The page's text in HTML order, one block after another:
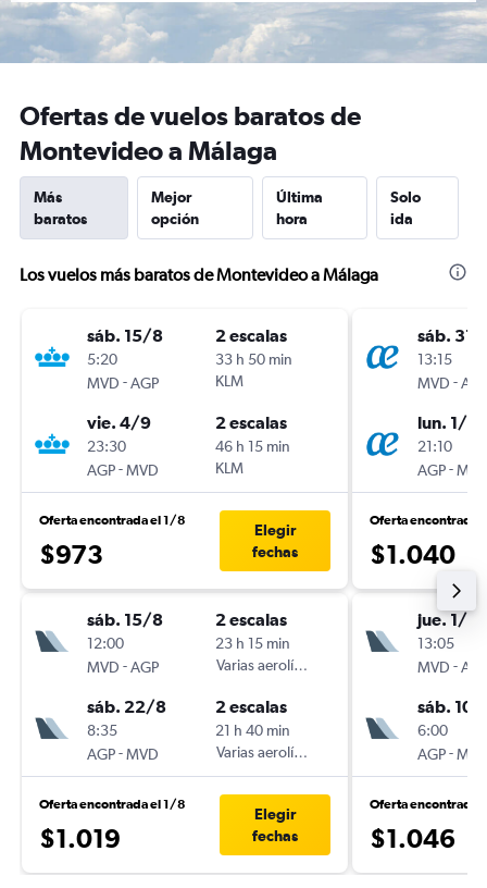
Ofertas de vuelos baratos de
Montevideo a Málaga
Más
baratos
Mejor
opción
Última
hora
Solo
ida
Los vuelos más baratos de Montevideo a Málaga
sáb. 15/8
5:20
MVD -AGP
2 escalas
33 h 50 min
KLM
vie. 4/9
23:30
AGP-MVD
2 escalas
46 h 15 min
KLM
Oferta encontrada el 1/8
$973
Elegir
fechas
sáb. 15/8
12:00
MVD -AGP
2 escalas
23 h 15 min
Varias aerolíneas
sáb. 22/8
8:35
AGP-MVD
2 escalas
21 h 40 min
Varias aerolíneas
Oferta encontrada el 1/8
$1.019
Elegir
fechas
sáb. 31/
13:15
MVD -
lun. 1/2
21:10
AGP-
Oferta encontrada
$1.040
jue. 1/10
13:05
MVD -
sáb. 10/
6:00
AGP-
Oferta encontrada
$1.046